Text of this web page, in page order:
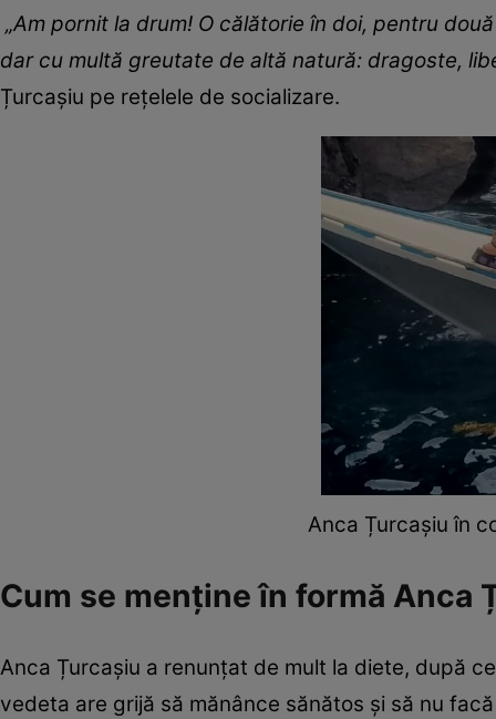
„Am pornit la drum! O călătorie în doi, pentru
dar cu multă greutate de altă natură: dragoste,
Țurcașiu pe rețelele de socializare.
Anca Țurcașiu în
Cum se menține în formă Anca
Anca Țurcașiu a renunțat de mult la diete, după
vedeta are grijă să mănânce sănătos și să nu